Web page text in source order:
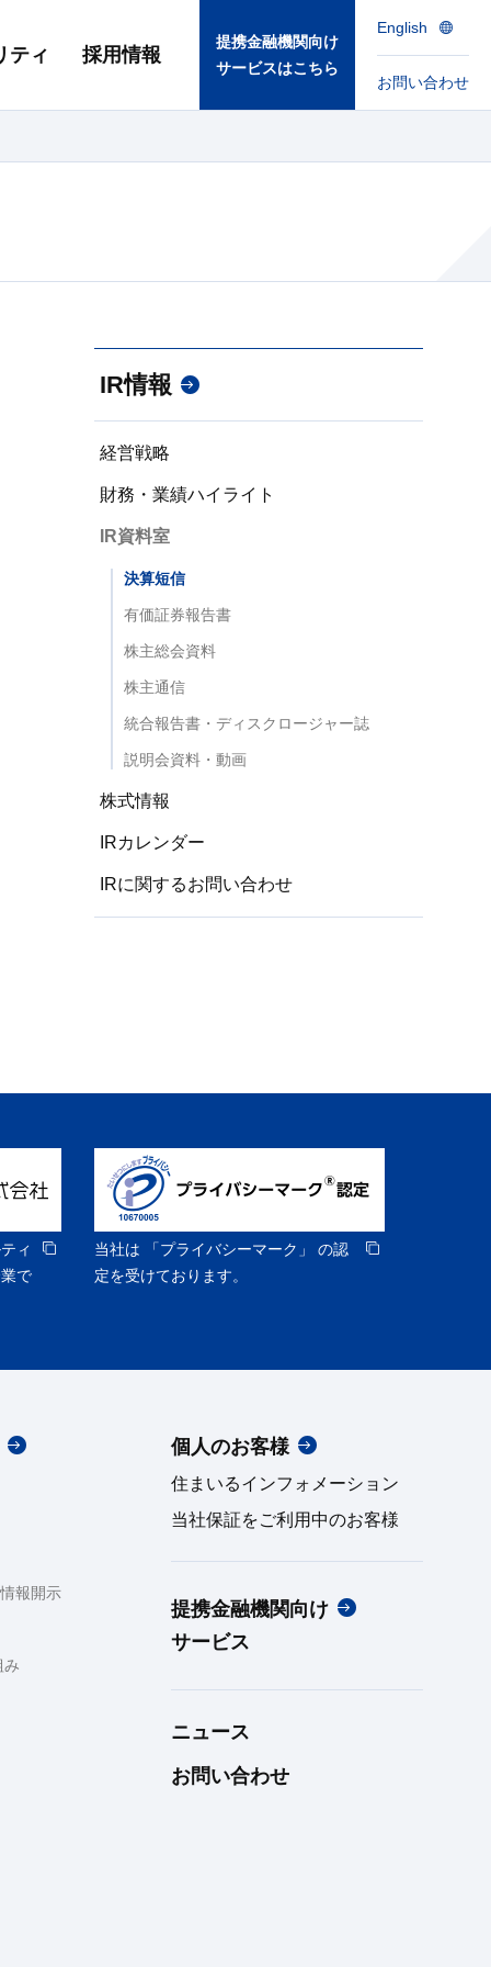
ティ 採用情報
提携金融機関向け
サービスはこちら
お問い合わせ
English
IR情報
経営戦略
財務・業績ハイライト
IR資料室
決算短信
有価証券報告書
株主総会資料
株主通信
統合報告書・ディスクロージャー誌
説明会資料・動画
株式情報
IRカレンダー
IRに関するお問い合わせ
ィ
で
当社は 「プライバシーマーク」 の認
定を受けております。
報開示
み
個人のお客様
住まいるインフォメーション
当社保証をご利用中のお客様
提携金融機関向け
サービス
ニュース
お問い合わせ